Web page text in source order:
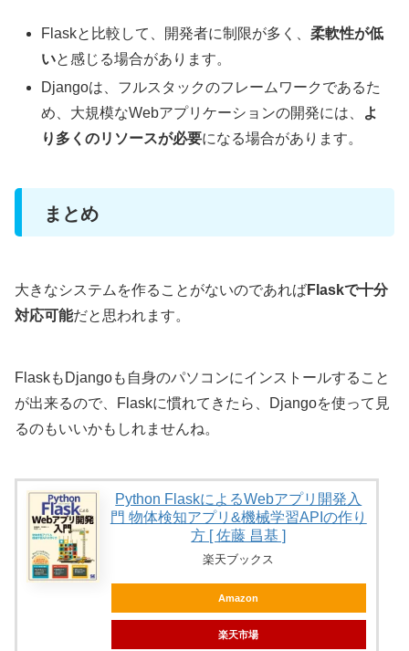
Flaskと比較して、開発者に制限が多く、柔軟性が低
いと感じる場合があります。
Djangoは、フルスタックのフレームワークであるた
め、大規模なWebアプリケーションの開発には、
よ
り多くのリソースが必要になる場合があります。
まとめ
大きなシステムを作ることがないのであればFlaskで十分
対応可能だと思われます。
FlaskもDjangoも自身のパソコンにインストールすること
が出来るので、Flaskに慣れてきたら、Djangoを使って見
るのもいいかもしれませんね。
Python FlaskによるWebアプリ開発入
門 物体検知アプリ&機械学習APIの作り
方 [ 佐藤 昌基 ]
楽天ブックス
Amazon
楽天市場